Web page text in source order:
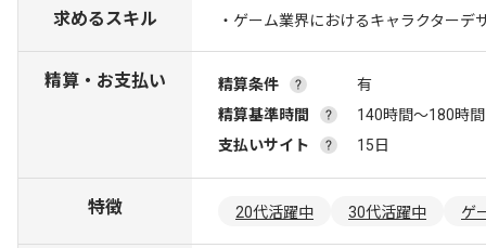
求めるスキル ・ゲーム業界におけるキャラクターデ
精算・お支払い 精算条件
有
精算基準時間
140時間〜180時間
支払いサイト
15日
特徴 20代活躍中 30代活躍中 ゲ